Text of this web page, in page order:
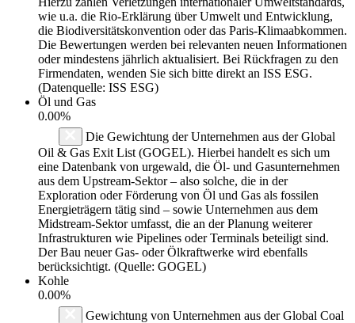
wie u.a. die Rio-Erklärung über Umwelt und Entwicklung,
die Biodiversitätskonvention oder das Paris-Klimaabkommen.
Die Bewertungen werden bei relevanten neuen Informationen
oder mindestens jährlich aktualisiert. Bei Rückfragen zu den
Firmendaten, wenden Sie sich bitte direkt an ISS ESG.
(Datenquelle: ISS ESG)
Öl und Gas
0.00%
Die Gewichtung der Unternehmen aus der Global
Oil & Gas Exit List (GOGEL). Hierbei handelt es sich um
eine Datenbank von urgewald, die Öl- und Gasunternehmen
aus dem Upstream-Sektor – also solche, die in der
Exploration oder Förderung von Öl und Gas als fossilen
Energieträgern tätig sind – sowie Unternehmen aus dem
Midstream-Sektor umfasst, die an der Planung weiterer
Infrastrukturen wie Pipelines oder Terminals beteiligt sind.
Der Bau neuer Gas- oder Ölkraftwerke wird ebenfalls
berücksichtigt. (Quelle: GOGEL)
Kohle
0.00%
Gewichtung von Unternehmen aus der Global Coal